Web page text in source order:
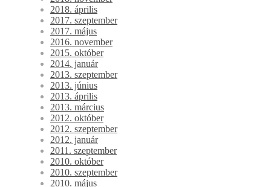
2018. április
2017. szeptember
2017. május
2016. november
2015. október
2014. január
2013. szeptember
2013. június
2013. április
2013. március
2012. október
2012. szeptember
2012. január
2011. szeptember
2010. október
2010. szeptember
2010. május